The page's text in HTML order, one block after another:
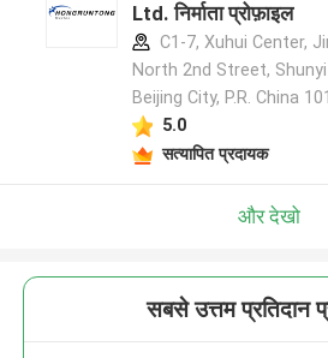
Ltd. निर्माता प्रोफ़ाइल
C1-7, Xuhui Center,
North 2nd Street,
Beijing City, P.R. China
5.0
सत्यापित प्रदायक
और देखो
सबसे उत्तम प्रतिदान